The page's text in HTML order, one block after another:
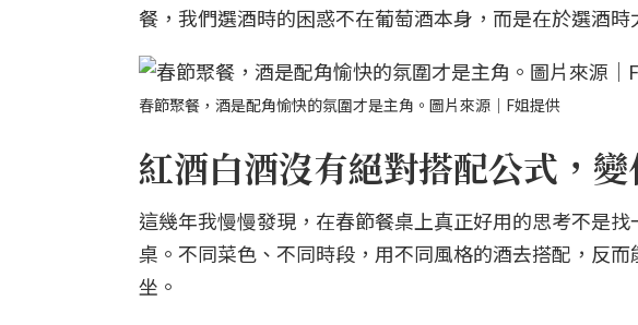
餐，我們選酒時的困惑不在葡萄酒本身，而是在於選酒時
春節聚餐，酒是配角愉快的氛圍才是主角。圖片來源｜F姐提供
紅酒白酒沒有絕對搭配公式，
這幾年我慢慢發現，在春節餐桌上真正好用的思考不是
桌。不同菜色、不同時段，用不同風格的酒去搭配，反
坐。